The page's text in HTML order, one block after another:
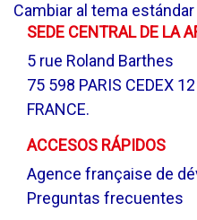
Cambiar al tema estándar
SEDE CENTRAL DE LA
5 rue Roland Barthes
75 598 PARIS CEDEX 12
FRANCE.
ACCESOS RÁPIDOS
Agence française de
Preguntas frecuentes